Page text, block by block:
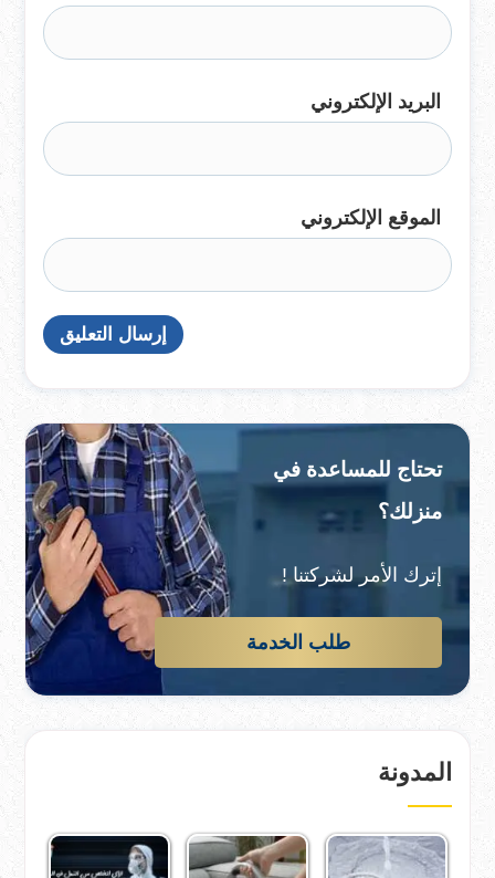
البريد الإلكتروني
الموقع الإلكتروني
تحتاج للمساعدة في
منزلك؟
إترك الأمر لشركتنا !
طلب الخدمة
المدونة